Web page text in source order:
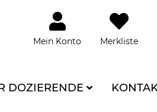
Mein Konto Merkliste
DOZIERENDE